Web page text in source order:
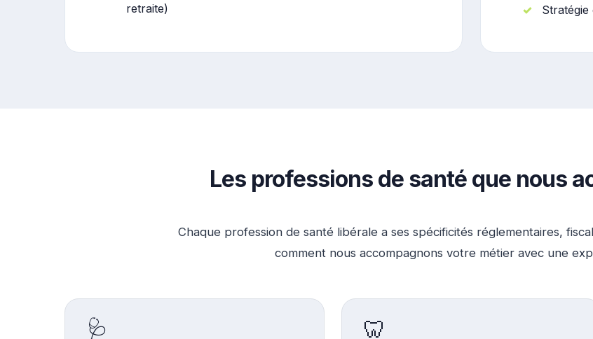
retraite)
Les professions de santé que nous
Chaque profession de santé libérale a ses spécificités réglementaires,
comment nous accompagnons votre métier avec une
🩺 🦷